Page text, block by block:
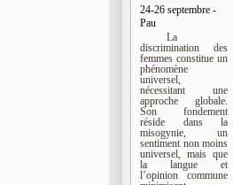
24-26 septembre -
Pau
La
discrimination des
femmes constitue un
phénomène
universel,
nécessitant une
approche globale.
Son fondement
réside dans la
misogynie, un
sentiment non moins
universel, mais que
la langue et
l’opinion commune